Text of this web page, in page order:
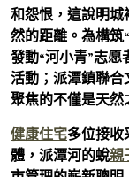
和怨恨，這說明城
然的距離。為構筑
發動“河小青”志愿
活動；派潭鎮聯合
聚焦的不僅是天然
健康住宅多位接收
體，派潭河的蛻親